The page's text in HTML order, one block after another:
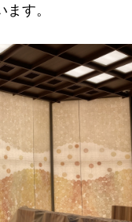
す。